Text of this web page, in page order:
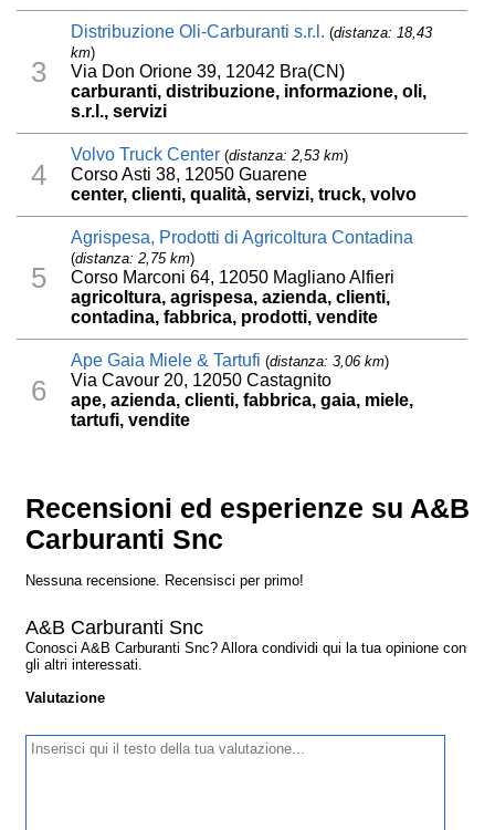
3
Distribuzione Oli-Carburanti s.r.l. (distanza: 18,43
km)
Via Don Orione 39, 12042 Bra(CN)
carburanti, distribuzione, informazione, oli,
s.r.l., servizi
4
Volvo Truck Center (distanza: 2,53 km)
Corso Asti 38, 12050 Guarene
center, clienti, qualità, servizi, truck, volvo
5
Agrispesa, Prodotti di Agricoltura Contadina
(distanza: 2,75 km)
Corso Marconi 64, 12050 Magliano Alfieri
agricoltura, agrispesa, azienda, clienti,
contadina, fabbrica, prodotti, vendite
6
Ape Gaia Miele & Tartufi (distanza: 3,06 km)
Via Cavour 20, 12050 Castagnito
ape, azienda, clienti, fabbrica, gaia, miele,
tartufi, vendite
Recensioni ed esperienze su A&B
Carburanti Snc
Nessuna recensione. Recensisci per primo!
A&B Carburanti Snc
Conosci A&B Carburanti Snc? Allora condividi qui la tua opinione con
gli altri interessati.
Valutazione